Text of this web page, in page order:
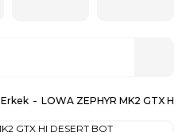
Erkek LOWA ZEPHYR MK2 GTX HI